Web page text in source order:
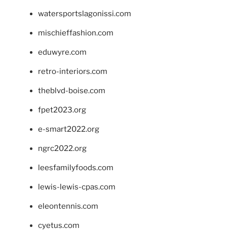
watersportslagonissi.com
mischieffashion.com
eduwyre.com
retro-interiors.com
theblvd-boise.com
fpet2023.org
e-smart2022.org
ngrc2022.org
leesfamilyfoods.com
lewis-lewis-cpas.com
eleontennis.com
cyetus.com